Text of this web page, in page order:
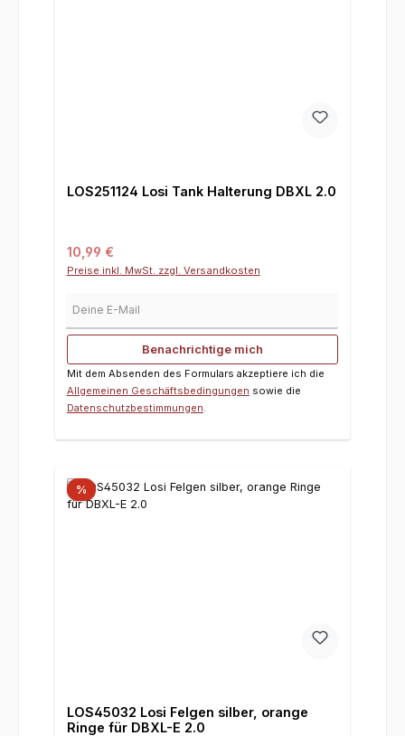
LOS251124 Losi Tank Halterung DBXL 2.0
Regulärer Preis:
10,99 €
Preise inkl. MwSt. zzgl. Versandkosten
Benachrichtige mich
Mit dem Absenden des Formulars akzeptiere ich die
Allgemeinen Geschäftsbedingungen sowie die
Datenschutzbestimmungen.
%
LOS45032 Losi Felgen silber, orange
Ringe für DBXL-E 2.0